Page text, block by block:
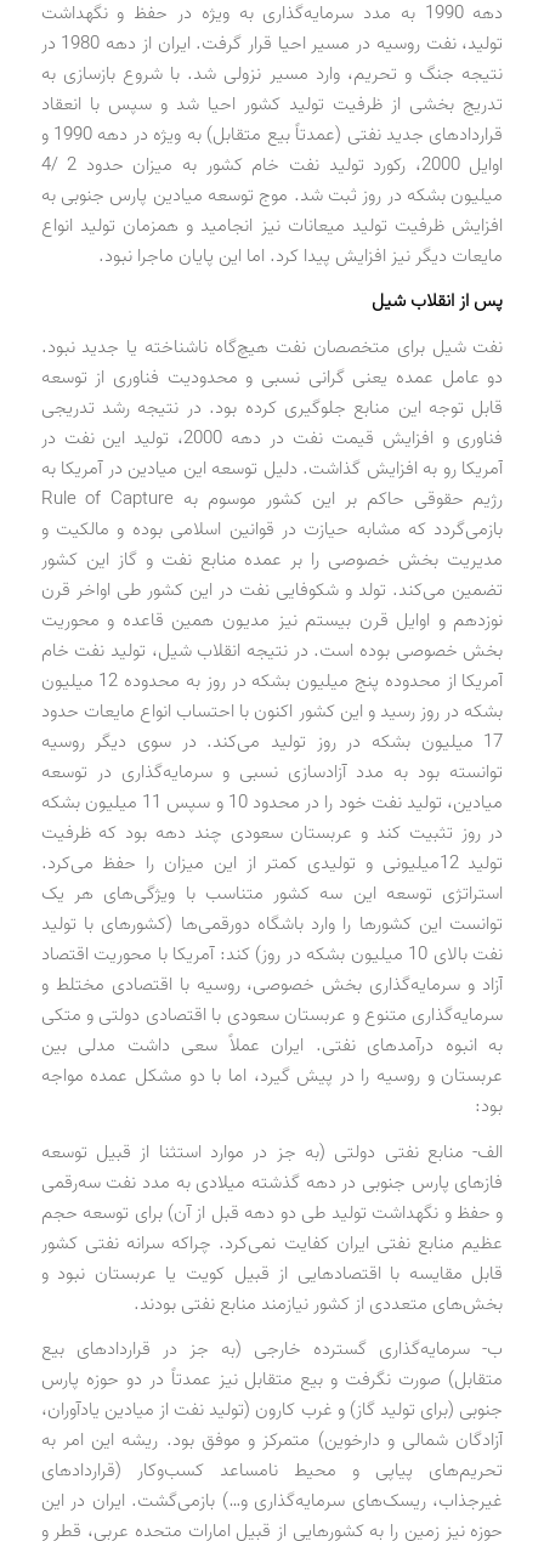
دهه 1990 به مدد سرمایه‌گذاری به ویژه در حفظ و نگهداشت
تولید، نفت روسیه در مسیر احیا قرار گرفت. ایران از دهه 1980 در
نتیجه جنگ و تحریم، وارد مسیر نزولی شد. با شروع بازسازی به
تدریج بخشی از ظرفیت تولید کشور احیا شد و سپس با انعقاد
قراردادهای جدید نفتی (عمدتاً بیع متقابل) به ویژه در دهه 1990 و
اوایل 2000، رکورد تولید نفت خام کشور به میزان حدود 2 /4
میلیون بشکه در روز ثبت شد. موج توسعه میادین پارس جنوبی به
افزایش ظرفیت تولید میعانات نیز انجامید و همزمان تولید انواع
مایعات دیگر نیز افزایش پیدا کرد. اما این پایان ماجرا نبود.
پس از انقلاب شیل
نفت شیل برای متخصصان نفت هیچ‌گاه ناشناخته یا جدید نبود.
دو عامل عمده یعنی گرانی نسبی و محدودیت فناوری از توسعه
قابل ‌توجه این منابع جلوگیری کرده بود. در نتیجه رشد تدریجی
فناوری و افزایش قیمت نفت در دهه 2000، تولید این نفت در
آمریکا رو به افزایش گذاشت. دلیل توسعه این میادین در آمریکا به
رژیم حقوقی حاکم بر این کشور موسوم به Rule of Capture
بازمی‌گردد که مشابه حیازت در قوانین اسلامی بوده و مالکیت و
مدیریت بخش خصوصی را بر عمده منابع نفت و گاز این کشور
تضمین می‌کند. تولد و شکوفایی نفت در این کشور طی اواخر قرن
نوزدهم و اوایل قرن بیستم نیز مدیون همین قاعده و محوریت
بخش خصوصی بوده است. در نتیجه انقلاب شیل، تولید نفت خام
آمریکا از محدوده پنج میلیون بشکه در روز به محدوده 12 میلیون
بشکه در روز رسید و این کشور اکنون با احتساب انواع مایعات حدود
17 میلیون بشکه در روز تولید می‌کند. در سوی دیگر روسیه
توانسته بود به مدد آزادسازی نسبی و سرمایه‌گذاری در توسعه
میادین، تولید نفت خود را در محدود 10 و سپس 11 میلیون بشکه
در روز تثبیت کند و عربستان سعودی چند دهه بود که ظرفیت
تولید 12میلیونی و تولیدی کمتر از این میزان را حفظ می‌کرد.
استراتژی توسعه این سه کشور متناسب با ویژگی‌های هر یک
توانست این کشورها را وارد باشگاه دورقمی‌ها (کشورهای با تولید
نفت بالای 10 میلیون بشکه در روز) کند: آمریکا با محوریت اقتصاد
آزاد و سرمایه‌گذاری بخش خصوصی، روسیه با اقتصادی مختلط و
سرمایه‌گذاری متنوع و عربستان سعودی با اقتصادی دولتی و متکی
به انبوه درآمدهای نفتی. ایران عملاً سعی داشت مدلی بین
عربستان و روسیه را در پیش گیرد، اما با دو مشکل عمده مواجه
بود:
الف- منابع نفتی دولتی (به جز در موارد استثنا از قبیل توسعه
فازهای پارس جنوبی در دهه گذشته میلادی به مدد نفت سه‌رقمی
و حفظ و نگهداشت تولید طی دو دهه قبل از آن) برای توسعه حجم
عظیم منابع نفتی ایران کفایت نمی‌کرد. چراکه سرانه نفتی کشور
قابل مقایسه با اقتصادهایی از قبیل کویت یا عربستان نبود و
بخش‌های متعددی از کشور نیازمند منابع نفتی بودند.
ب- سرمایه‌گذاری گسترده خارجی (به جز در قراردادهای بیع
متقابل) صورت نگرفت و بیع متقابل نیز عمدتاً در دو حوزه پارس
جنوبی (برای تولید گاز) و غرب کارون (تولید نفت از میادین یادآوران،
آزادگان شمالی و دارخوین) متمرکز و موفق بود. ریشه این امر به
تحریم‌های پیاپی و محیط نامساعد کسب‌وکار (قراردادهای
غیرجذاب، ریسک‌های سرمایه‌گذاری و…) بازمی‌گشت. ایران در این
حوزه نیز زمین را به کشورهایی از قبیل امارات متحده عربی، قطر و